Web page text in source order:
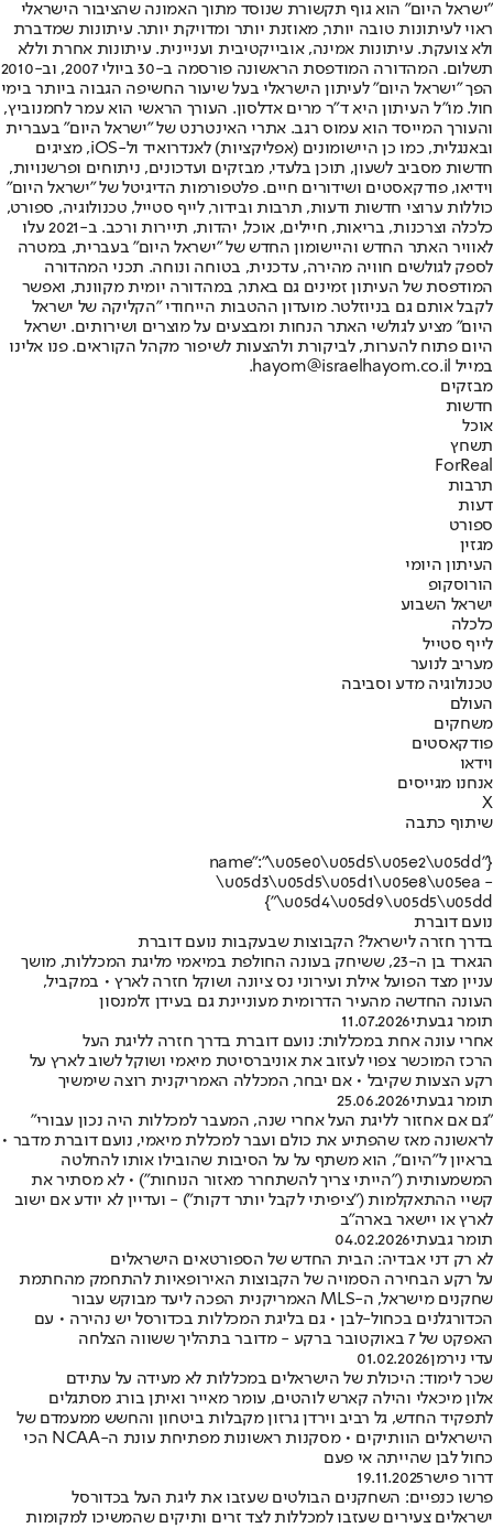
"ישראל היום" הוא גוף תקשורת שנוסד מתוך האמונה שהציבור הישראלי
ראוי לעיתונות טובה יותר, מאוזנת יותר ומדויקת יותר. עיתונות שמדברת
ולא צועקת. עיתונות אמינה, אובייקטיבית ועניינית. עיתונות אחרת וללא
תשלום. המהדורה המודפסת הראשונה פורסמה ב-30 ביולי 2007, וב-2010
הפך "ישראל היום" לעיתון הישראלי בעל שיעור החשיפה הגבוה ביותר בימי
חול. מו"ל העיתון היא ד"ר מרים אדלסון. העורך הראשי הוא עמר לחמנוביץ,
והעורך המייסד הוא עמוס רגב. אתרי האינטרנט של "ישראל היום" בעברית
ובאנגלית, כמו כן היישומונים (אפליקציות) לאנדרואיד ול-iOS, מציגים
חדשות מסביב לשעון, תוכן בלעדי, מבזקים ועדכונים, ניתוחים ופרשנויות,
וידיאו, פודקאסטים ושידורים חיים. פלטפורמות הדיגיטל של "ישראל היום"
כוללות ערוצי חדשות ודעות, תרבות ובידור, לייף סטייל, טכנולוגיה, ספורט,
כלכלה וצרכנות, בריאות, חיילים, אוכל, יהדות, תיירות ורכב. ב-2021 עלו
לאוויר האתר החדש והיישומון החדש של "ישראל היום" בעברית, במטרה
לספק לגולשים חוויה מהירה, עדכנית, בטוחה ונוחה. תכני המהדורה
המודפסת של העיתון זמינים גם באתר, במהדורה יומית מקוונת, ואפשר
לקבל אותם גם בניוזלטר. מועדון ההטבות הייחודי "הקליקה של ישראל
היום" מציע לגולשי האתר הנחות ומבצעים על מוצרים ושירותים. ישראל
היום פתוח להערות, לביקורת ולהצעות לשיפור מקהל הקוראים. פנו אלינו
במייל hayom@israelhayom.co.il.
מבזקים
חדשות
אוכל
תשחץ
ForReal
תרבות
דעות
ספורט
מגזין
העיתון היומי
הורוסקופ
ישראל השבוע
כלכלה
לייף סטייל
מעריב לנוער
טכנולוגיה מדע וסביבה
העולם
משחקים
פודקאסטים
וידאו
אנחנו מגייסים
X
שיתוף כתבה
{"name":"\u05e0\u05d5\u05e2\u05dd
\u05d3\u05d5\u05d1\u05e8\u05ea -
\u05d4\u05d9\u05d5\u05dd"}
נועם דוברת
בדרך חזרה לישראל? הקבוצות שבעקבות נועם דוברת
הגארד בן ה-23, ששיחק בעונה החולפת במיאמי מליגת המכללות, מושך
עניין מצד הפועל אילת ועירוני נס ציונה ושוקל חזרה לארץ • במקביל,
העונה החדשה מהעיר הדרומית מעוניינת גם בעידן זלמנסון
תומר גבעתי11.07.2026
אחרי עונה אחת במכללות: נועם דוברת בדרך חזרה לליגת העל
הרכז המוכשר צפוי לעזוב את אוניברסיטת מיאמי ושוקל לשוב לארץ על
רקע הצעות שקיבל • אם יבחר, המכללה האמריקנית רוצה שימשיך
תומר גבעתי25.06.2026
"גם אם אחזור לליגת העל אחרי שנה, המעבר למכללות היה נכון עבורי"
לראשונה מאז שהפתיע את כולם ועבר למכללת מיאמי, נועם דוברת מדבר •
בראיון ל"היום", הוא משתף על על הסיבות שהובילו אותו להחלטה
המשמעותית ("הייתי צריך להשתחרר מאזור הנוחות") • לא מסתיר את
קשיי ההתאקלמות ("ציפיתי לקבל יותר דקות") - ועדיין לא יודע אם ישוב
לארץ או יישאר בארה"ב
תומר גבעתי04.02.2026
לא רק דני אבדיה: הבית החדש של הספורטאים הישראלים
על רקע הבחירה הסמויה של הקבוצות האירופאיות להתחמק מהחתמת
שחקנים מישראל, ה-MLS האמריקנית הפכה ליעד מבוקש עבור
הכדורגלנים בכחול-לבן • גם בליגת המכללות בכדורסל יש נהירה • עם
האפקט של 7 באוקטובר ברקע - מדובר בתהליך ששווה הצלחה
עדי נירמן01.02.2026
שכר לימוד: היכולת של הישראלים במכללות לא מעידה על עתידם
אלון מיכאלי והילה קארש לוהטים, עומר מאייר ואיתן בורג מסתגלים
לתפקיד החדש, גל רביב וירדן גרזון מקבלות ביטחון והחשש ממעמדם של
הישראלים הוותיקים • מסקנות ראשונות מפתיחת עונת ה-NCAA הכי
כחול לבן שהייתה אי פעם
דרור פישר19.11.2025
פרשו כנפיים: השחקנים הבולטים שעזבו את ליגת העל בכדורסל
ישראלים צעירים שעזבו למכללות לצד זרים ותיקים שהמשיכו למקומות